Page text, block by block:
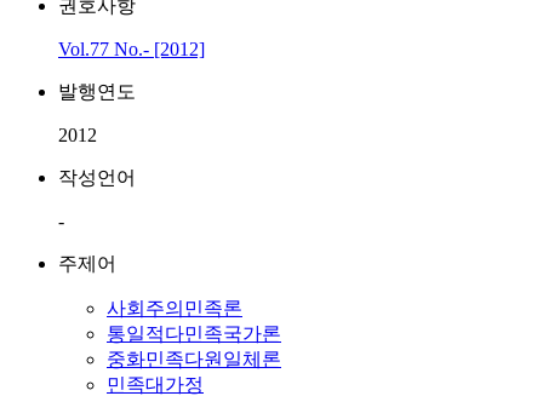
권호사항
Vol.77 No.- [2012]
발행연도
2012
작성언어
-
주제어
사회주의민족론
통일적다민족국가론
중화민족다원일체론
민족대가정